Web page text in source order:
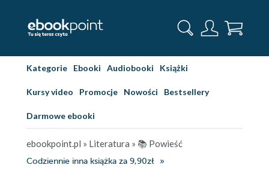
Kategorie Ebooki Audiobooki Książki
Kursy video Promocje Nowości Bestsellery
Darmowe ebooki
ebookpoint.pl » Literatura » 📚 Powieść
Codziennie inna książka za 9,90zł